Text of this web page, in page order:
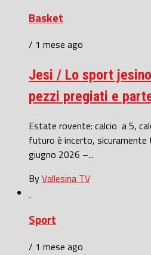
Basket
/ 1 mese ago
Jesi / Lo sport
pezzi pregiati e
Estate rovente: calcio a 5,
futuro è incerto,
giugno 2026 –...
ByVallesina TV
Sport
/ 1 mese ago